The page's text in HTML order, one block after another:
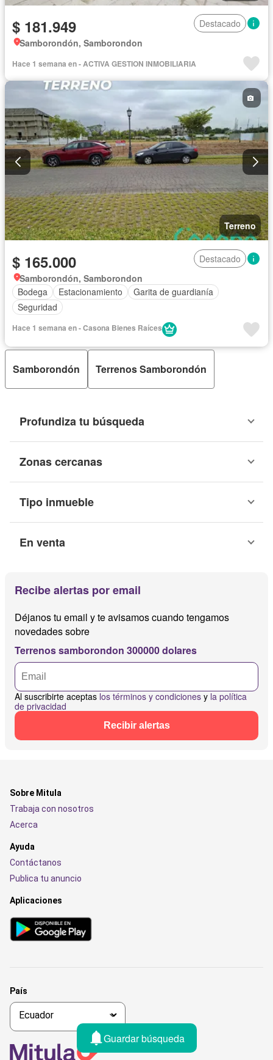
$ 181.949
Destacado
Samborondón, Samborondon
Hace 1 semana en - ACTIVA GESTION INMOBILIARIA
Terreno
$ 165.000
Destacado
Samborondón, Samborondon
Bodega
Estacionamiento
Garita de guardianía
Seguridad
Hace 1 semana en - Casona Bienes Raíces
Samborondón Terrenos Samborondón
Profundiza tu búsqueda
Zonas cercanas
Tipo inmueble
En venta
Recibe alertas por email
Déjanos tu email y te avisamos cuando tengamos
novedades sobre
Terrenos samborondon 300000 dolares
Al suscribirte aceptas los términos y condiciones y la política
de privacidad
Recibir alertas
Guardar búsqueda
Sobre Mitula
Trabaja con nosotros
Acerca
Ayuda
Contáctanos
Publica tu anuncio
Aplicaciones
País